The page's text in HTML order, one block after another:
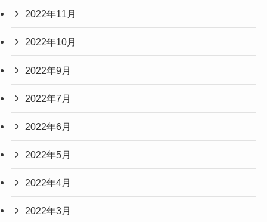
2022年11月
2022年10月
2022年9月
2022年7月
2022年6月
2022年5月
2022年4月
2022年3月